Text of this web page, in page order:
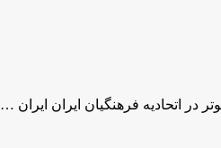
در اتحادیه فرهنگیان ایران ایران …